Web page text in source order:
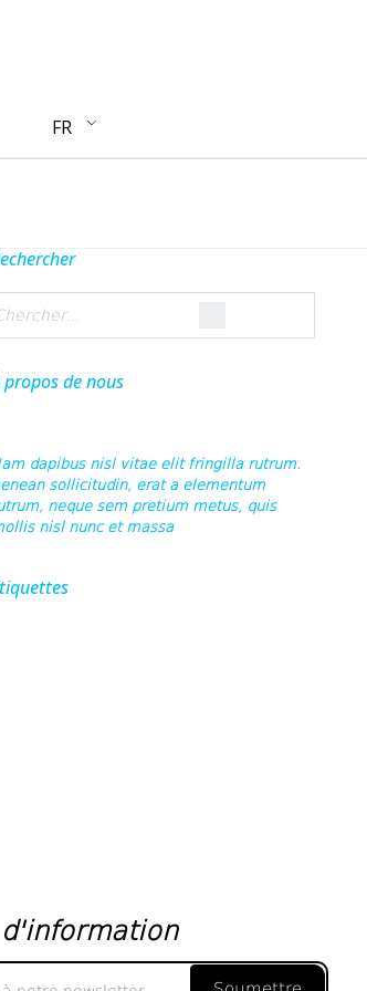
FR
propos de nous
dapibus nisl vitae elit fringilla rutrum.
sollicitudin, erat a elementum
neque sem pretium metus, quis
nisl nunc et massa